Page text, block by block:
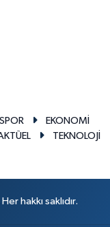
SPOR
EKONOMİ
TEKNOLOJİ
hakkı saklıdır.